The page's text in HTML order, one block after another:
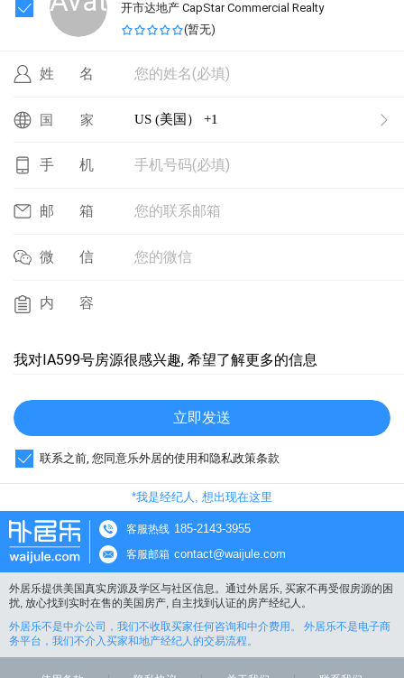
开市达地产 CapStar Commercial Realty
(暂无)
姓名 您的姓名(必填)
国家 US (美国） +1
手机 手机号码(必填)
邮箱 您的联系邮箱
微信 您的微信
内容
我对IA599号房源很感兴趣, 希望了解更多的信息
立即发送
联系之前, 您同意乐外居的使用和隐私政策条款
*我是经纪人, 想出现在这里
客服热线 185-2143-3955
客服邮箱 contact@waijule.com
外居乐提供美国真实房源及学区与社区信息。通过外居乐, 买家不再受假房源的困
扰, 放心找到实时在售的美国房产, 自主找到认证的房产经纪人。
外居乐不是中介公司，我们不收取买家任何咨询和中介费用。 外居乐不是电子商
务平台，我们不介入买家和地产经纪人的交易流程。